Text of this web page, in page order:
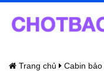
Trang chủ Cabin